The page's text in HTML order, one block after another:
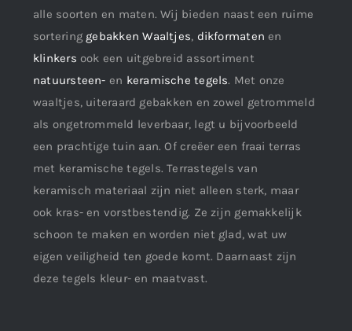
alle soorten en maten. Wij bieden naast een ruime
sortering gebakken Waaltjes, dikformaten en
klinkers ook een uitgebreid assortiment
natuursteen- en keramische tegels. Met onze
waaltjes, uiteraard gebakken en zowel getrommeld
als ongetrommeld leverbaar, legt u bijvoorbeeld
een prachtige tuin aan. Of creëer een fraai terras
met keramische tegels. Terrastegels van
keramisch materiaal zijn niet alleen sterk, maar
ook kras- en vorstbestendig. Ze zijn gemakkelijk
schoon te maken en worden niet glad, wat uw
eigen veiligheid ten goede komt. Daarnaast zijn
deze tegels kleur- en maatvast.